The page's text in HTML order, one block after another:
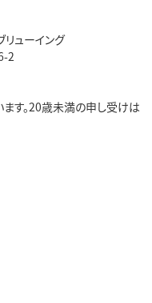
ューイング
2
す。20歳未満の申し受けは